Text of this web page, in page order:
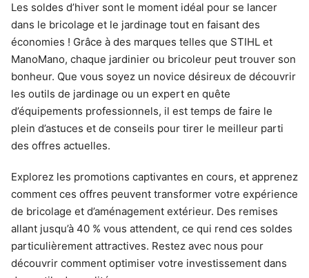
Les soldes d’hiver sont le moment idéal pour se lancer
dans le bricolage et le jardinage tout en faisant des
économies ! Grâce à des marques telles que STIHL et
ManoMano, chaque jardinier ou bricoleur peut trouver son
bonheur. Que vous soyez un novice désireux de découvrir
les outils de jardinage ou un expert en quête
d’équipements professionnels, il est temps de faire le
plein d’astuces et de conseils pour tirer le meilleur parti
des offres actuelles.
Explorez les promotions captivantes en cours, et apprenez
comment ces offres peuvent transformer votre expérience
de bricolage et d’aménagement extérieur. Des remises
allant jusqu’à 40 % vous attendent, ce qui rend ces soldes
particulièrement attractives. Restez avec nous pour
découvrir comment optimiser votre investissement dans